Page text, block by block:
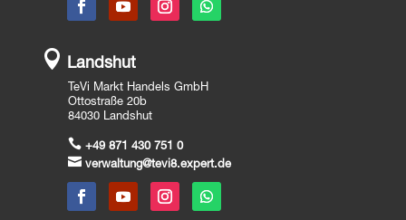
 Landshut
TeVi Markt Handels GmbH
Ottostraße 20b
84030 Landshut
 +49 871 430 751 0
 verwaltung@tevi8.expert.de